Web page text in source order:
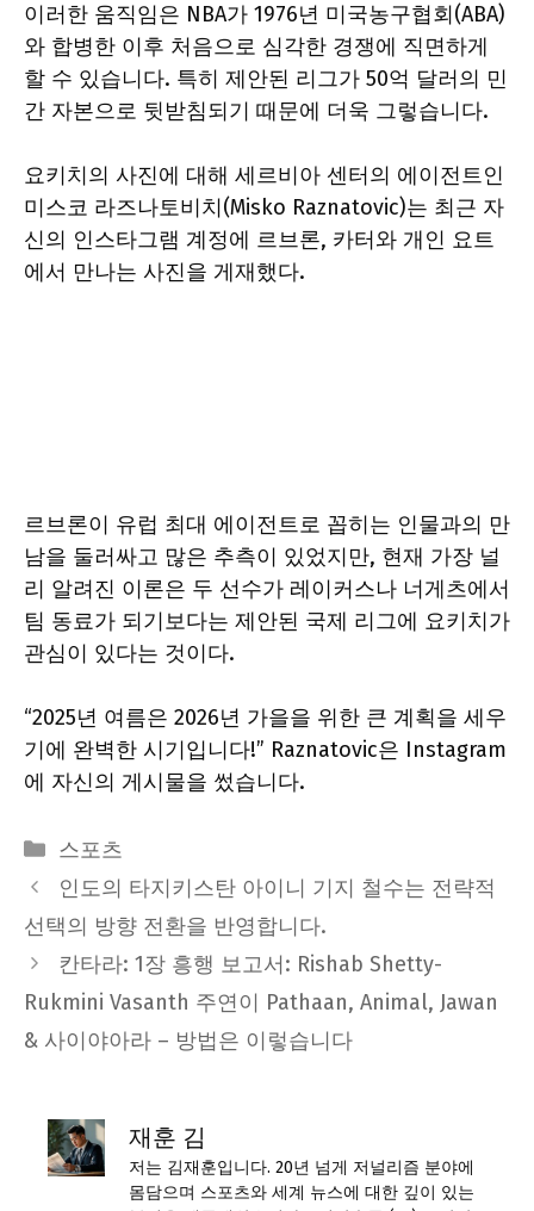
이러한 움직임은 NBA가 1976년 미국농구협회(ABA)
와 합병한 이후 처음으로 심각한 경쟁에 직면하게
할 수 있습니다. 특히 제안된 리그가 50억 달러의 민
간 자본으로 뒷받침되기 때문에 더욱 그렇습니다.
요키치의 사진에 대해 세르비아 센터의 에이전트인
미스코 라즈나토비치(Misko Raznatovic)는 최근 자
신의 인스타그램 계정에 르브론, 카터와 개인 요트
에서 만나는 사진을 게재했다.
르브론이 유럽 최대 에이전트로 꼽히는 인물과의 만
남을 둘러싸고 많은 추측이 있었지만, 현재 가장 널
리 알려진 이론은 두 선수가 레이커스나 너게츠에서
팀 동료가 되기보다는 제안된 국제 리그에 요키치가
관심이 있다는 것이다.
“2025년 여름은 2026년 가을을 위한 큰 계획을 세우
기에 완벽한 시기입니다!” Raznatovic은 Instagram
에 자신의 게시물을 썼습니다.
Categories
스포츠
인도의 타지키스탄 아이니 기지 철수는 전략적
선택의 방향 전환을 반영합니다.
칸타라: 1장 흥행 보고서: Rishab Shetty-
Rukmini Vasanth 주연이 Pathaan, Animal, Jawan
& 사이야아라 – 방법은 이렇습니다
재훈 김
저는 김재훈입니다. 20년 넘게 저널리즘 분야에
몸담으며 스포츠와 세계 뉴스에 대한 깊이 있는